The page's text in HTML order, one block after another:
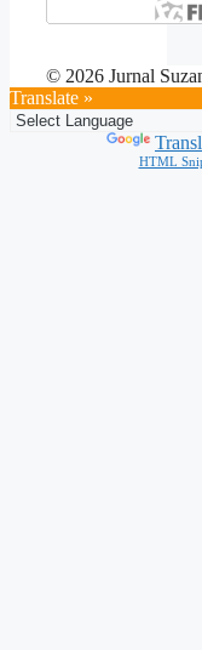
© 2026 Jurnal
Translate »
HTML